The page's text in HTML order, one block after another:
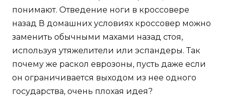
понимают. Отведение ноги в кроссовере
назад В домашних условиях кроссовер можно
заменить обычными махами назад стоя,
используя утяжелители или эспандеры. Так
почему же раскол еврозоны, пусть даже если
он ограничивается выходом из нее одного
государства, очень плохая идея?